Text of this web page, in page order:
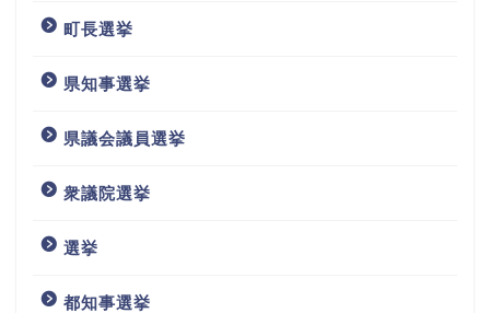
町長選挙
県知事選挙
県議会議員選挙
衆議院選挙
選挙
都知事選挙